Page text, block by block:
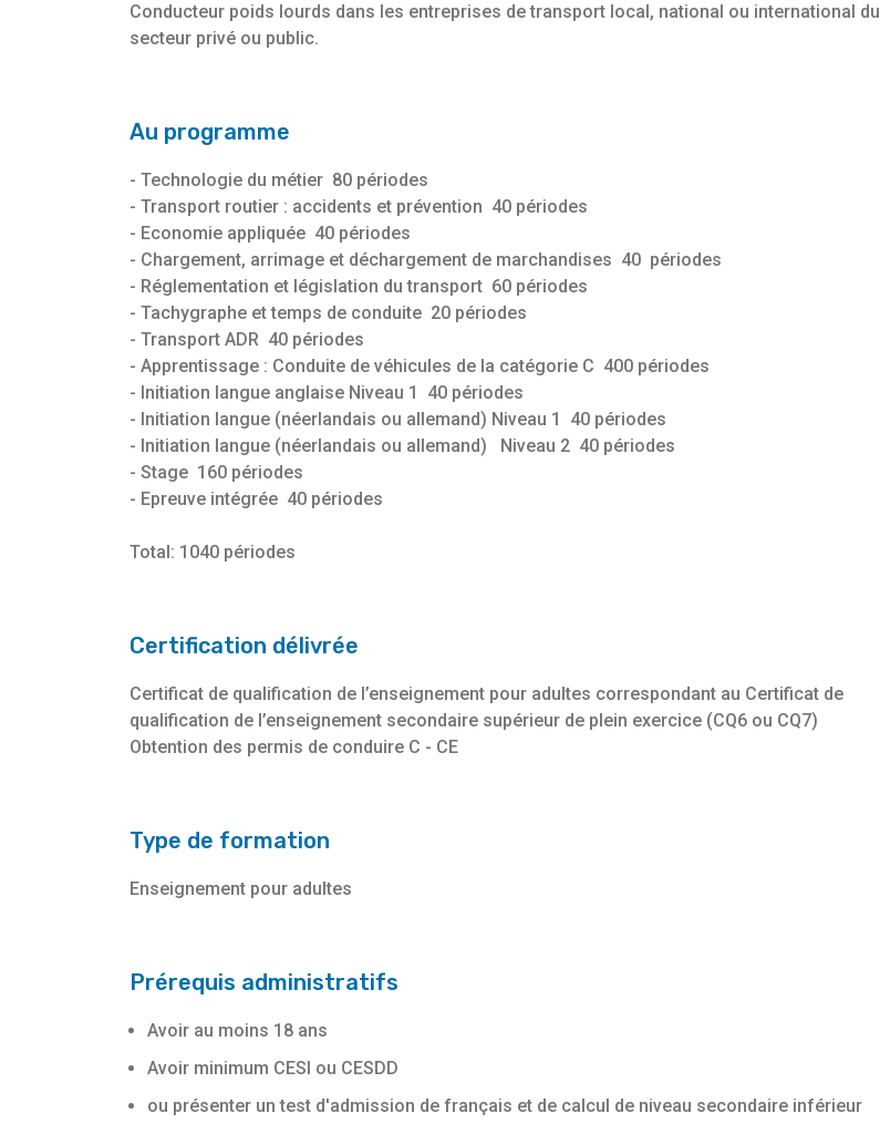
Conducteur poids lourds dans les entreprises de transport local, national ou international du
secteur privé ou public.
Au programme
- Technologie du métier 80 périodes
- Transport routier : accidents et prévention 40 périodes
- Economie appliquée 40 périodes
- Chargement, arrimage et déchargement de marchandises 40 périodes
- Réglementation et législation du transport 60 périodes
- Tachygraphe et temps de conduite 20 périodes
- Transport ADR 40 périodes
- Apprentissage : Conduite de véhicules de la catégorie C 400 périodes
- Initiation langue anglaise Niveau 1 40 périodes
- Initiation langue (néerlandais ou allemand) Niveau 1 40 périodes
- Initiation langue (néerlandais ou allemand) Niveau 2 40 périodes
- Stage 160 périodes
- Epreuve intégrée 40 périodes
Total: 1040 périodes
Certification délivrée
Certificat de qualification de l’enseignement pour adultes correspondant au Certificat de
qualification de l’enseignement secondaire supérieur de plein exercice (CQ6 ou CQ7)
Obtention des permis de conduire C - CE
Type de formation
Enseignement pour adultes
Prérequis administratifs
Avoir au moins 18 ans
Avoir minimum CESI ou CESDD
ou présenter un test d'admission de français et de calcul de niveau secondaire inférieur